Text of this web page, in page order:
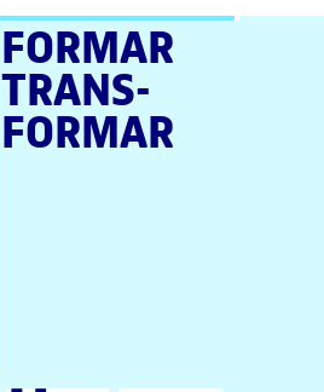
FORMAR
TRANS­
FORMAR